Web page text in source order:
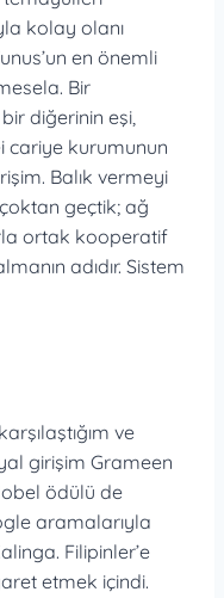
kolay olanı
en önemli
Bir
diğerinin eşi,
cariye kurumunun
Balık vermeyi
geçtik; ağ
ortak kooperatif
adıdır. Sistem
ve
girişim Grameen
ödülü de
aramalarıyla
Filipinler’e
etmek içindi.